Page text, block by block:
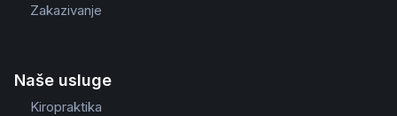
Zakazivanje
Naše usluge
Kiropraktika